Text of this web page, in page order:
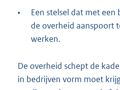
•
Een stelsel dat met een
de overheid aanspoort
werken.
De overheid schept de
in bedrijven vorm moet